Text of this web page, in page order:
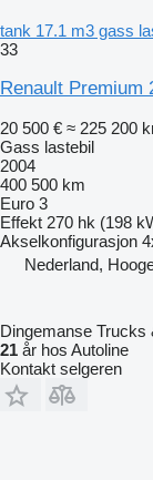
tank 17.1 m3 gass
33
Renault Premium
20 500 € ≈ 225 200
Gass lastebil
2004
400 500 km
Euro 3
Effekt 270 hk (198
Akselkonfigurasjon
Nederland,
Dingemanse Trucks
21 år hos Autoline
Kontakt selgeren